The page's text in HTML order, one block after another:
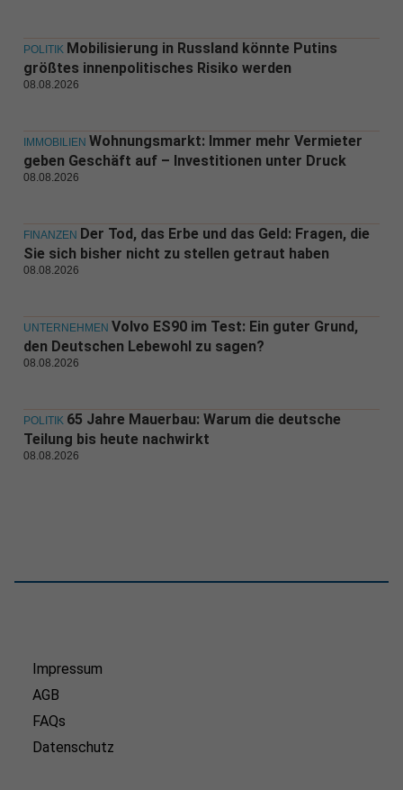
POLITIK Mobilisierung in Russland könnte Putins
größtes innenpolitisches Risiko werden
08.08.2026
IMMOBILIEN Wohnungsmarkt: Immer mehr Vermieter
geben Geschäft auf – Investitionen unter Druck
08.08.2026
FINANZEN Der Tod, das Erbe und das Geld: Fragen, die
Sie sich bisher nicht zu stellen getraut haben
08.08.2026
UNTERNEHMEN Volvo ES90 im Test: Ein guter Grund,
den Deutschen Lebewohl zu sagen?
08.08.2026
POLITIK 65 Jahre Mauerbau: Warum die deutsche
Teilung bis heute nachwirkt
08.08.2026
Impressum
AGB
FAQs
Datenschutz